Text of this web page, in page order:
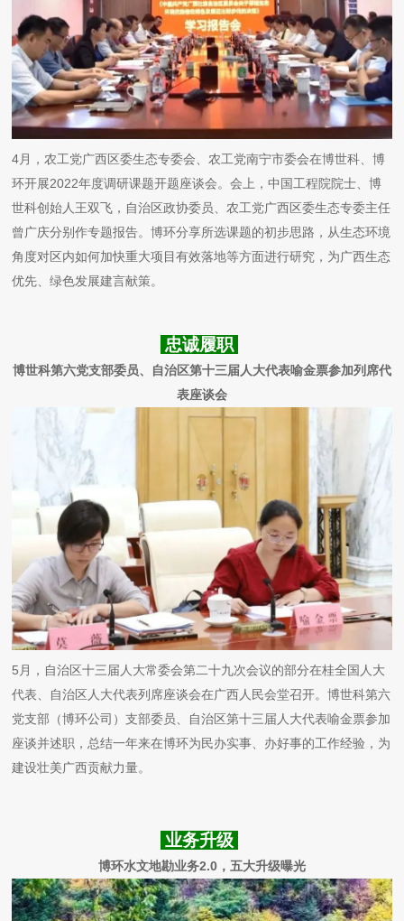
4月，农工党广西区委生态专委会、农工党南宁市委会在博世科、博
环开展2022年度调研课题开题座谈会。会上，中国工程院院士、博
世科创始人王双飞，自治区政协委员、农工党广西区委生态专委主任
曾广庆分别作专题报告。博环分享所选课题的初步思路，从生态环境
角度对区内如何加快重大项目有效落地等方面进行研究，为广西生态
优先、绿色发展建言献策。
忠诚履职
博世科第六党支部委员、自治区第十三届人大代表喻金票参加列席代
表座谈会
5月，自治区十三届人大常委会第二十九次会议的部分在桂全国人大
代表、自治区人大代表列席座谈会在广西人民会堂召开。博世科第六
党支部（博环公司）支部委员、自治区第十三届人大代表喻金票参加
座谈并述职，总结一年来在博环为民办实事、办好事的工作经验，为
建设壮美广西贡献力量。
业务升级
博环水文地勘业务2.0，五大升级曝光